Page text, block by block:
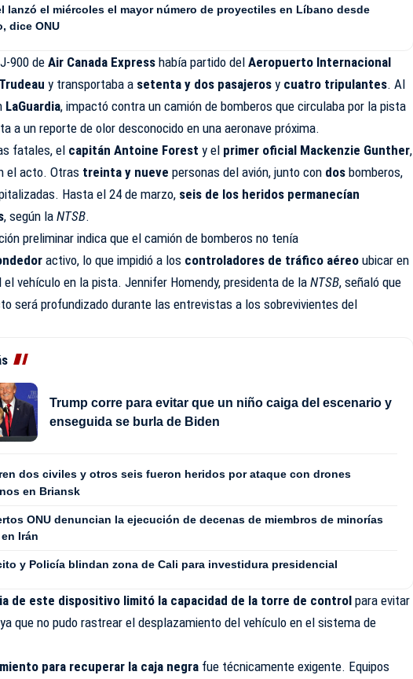
lanzó el miércoles el mayor número de proyectiles en Líbano desde
dice ONU
900 deAir Canada Express había partido delAeropuerto Internacional
y transportaba a setenta y dos pasajeros y cuatro tripulantes. Al
LaGuardia, impactó contra un camión de bomberos que circulaba por la pista
a un reporte de olor desconocido en una aeronave próxima.
fatales, el capitán Antoine Forest y el primer oficial Mackenzie Gunther,
el acto. Otras treinta y nueve personas del avión, junto con dos bomberos,
Hasta el 24 de marzo, seis de los heridos permanecían
, según laNTSB.
preliminar indica que el camión de bomberos no tenía
activo, lo que impidió a los controladores de tráfico aéreo ubicar en
el vehículo en la pista. Jennifer Homendy, presidenta de laNTSB, señaló que
será profundizado durante las entrevistas a los sobrevivientes del
Trump corre para evitar que un niño caiga del escenario y
enseguida se burla de Biden
dos civiles y otros seis fueron heridos por ataque con drones
en Briansk
ONU denuncian la ejecución de decenas de miembros de minorías
Irán
y Policía blindan zona de Cali para investidura presidencial
de este dispositivo limitó la capacidad de la torre de control para evitar
que no pudo rastrear el desplazamiento del vehículo en el sistema de
para recuperar la caja negra fue técnicamente exigente. Equipos